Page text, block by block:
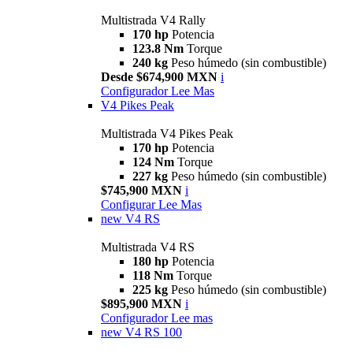
Multistrada V4 Rally
170 hp Potencia
123.8 Nm Torque
240 kg Peso húmedo (sin combustible)
Desde $674,900 MXN i
Configurador Lee Mas
V4 Pikes Peak
Multistrada V4 Pikes Peak
170 hp Potencia
124 Nm Torque
227 kg Peso húmedo (sin combustible)
$745,900 MXN i
Configurar Lee Mas
new V4 RS
Multistrada V4 RS
180 hp Potencia
118 Nm Torque
225 kg Peso húmedo (sin combustible)
$895,900 MXN i
Configurador Lee mas
new V4 RS 100